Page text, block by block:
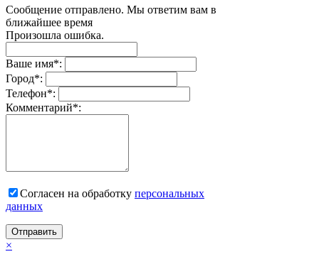
Сообщение отправлено. Мы ответим вам в
ближайшее время
Произошла ошибка.
Ваше имя*:
Город*:
Телефон*:
Комментарий*:
Согласен на обработку персональныx
данных
Отправить
×